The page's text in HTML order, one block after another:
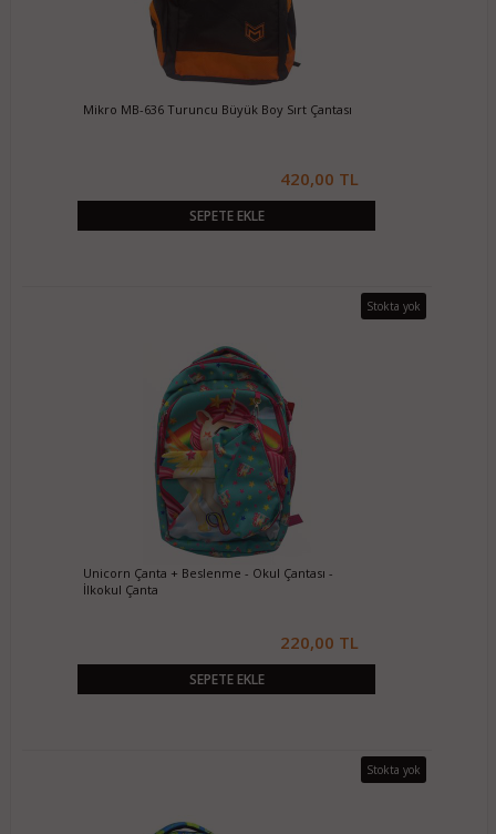
Mikro MB-636 Turuncu Büyük Boy Sırt Çantası
420,00 TL
SEPETE EKLE
Stokta yok
Unicorn Çanta + Beslenme - Okul Çantası -
İlkokul Çanta
220,00 TL
SEPETE EKLE
Stokta yok